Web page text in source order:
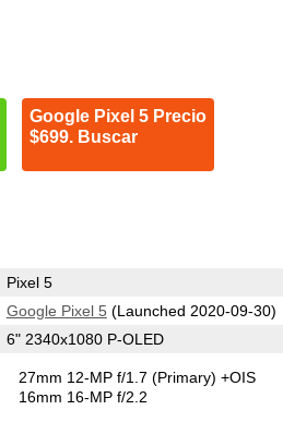
Google Pixel 5 Precio
$699. Buscar
Pixel 5
Google Pixel 5 (Launched 2020-09-30)
6" 2340x1080 P-OLED
27mm 12-MP f/1.7(Primary) +OIS
16mm 16-MP f/2.2